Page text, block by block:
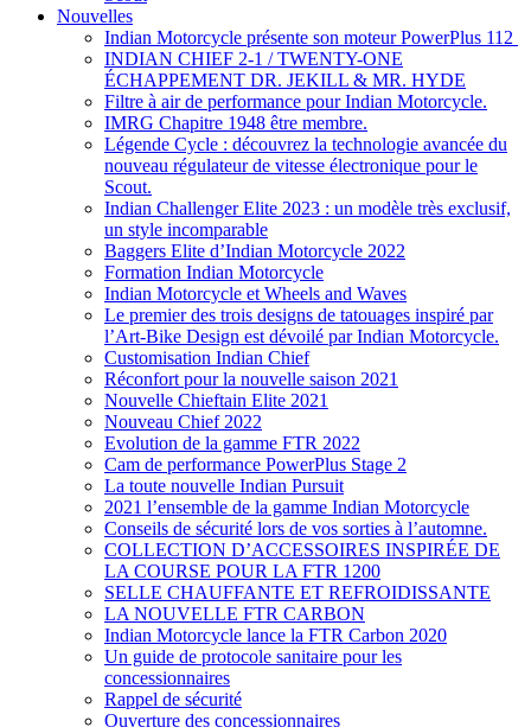
Nouvelles
Indian Motorcycle présente son moteur PowerPlus 112
INDIAN CHIEF 2-1 / TWENTY-ONE
ÉCHAPPEMENT DR. JEKILL & MR. HYDE
Filtre à air de performance pour Indian Motorcycle.
IMRG Chapitre 1948 être membre.
Légende Cycle : découvrez la technologie avancée du
nouveau régulateur de vitesse électronique pour le
Scout.
Indian Challenger Elite 2023 : un modèle très exclusif,
un style incomparable
Baggers Elite d’Indian Motorcycle 2022
Formation Indian Motorcycle
Indian Motorcycle et Wheels and Waves
Le premier des trois designs de tatouages inspiré par
l’Art-Bike Design est dévoilé par Indian Motorcycle.
Customisation Indian Chief
Réconfort pour la nouvelle saison 2021
Nouvelle Chieftain Elite 2021
Nouveau Chief 2022
Evolution de la gamme FTR 2022
Cam de performance PowerPlus Stage 2
La toute nouvelle Indian Pursuit
2021 l’ensemble de la gamme Indian Motorcycle
Conseils de sécurité lors de vos sorties à l’automne.
COLLECTION D’ACCESSOIRES INSPIRÉE DE
LA COURSE POUR LA FTR 1200
SELLE CHAUFFANTE ET REFROIDISSANTE
LA NOUVELLE FTR CARBON
Indian Motorcycle lance la FTR Carbon 2020
Un guide de protocole sanitaire pour les
concessionnaires
Rappel de sécurité
Ouverture des concessionnaires